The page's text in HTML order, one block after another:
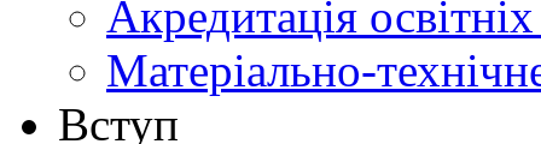
Акредитація
Матеріально-
Вступ